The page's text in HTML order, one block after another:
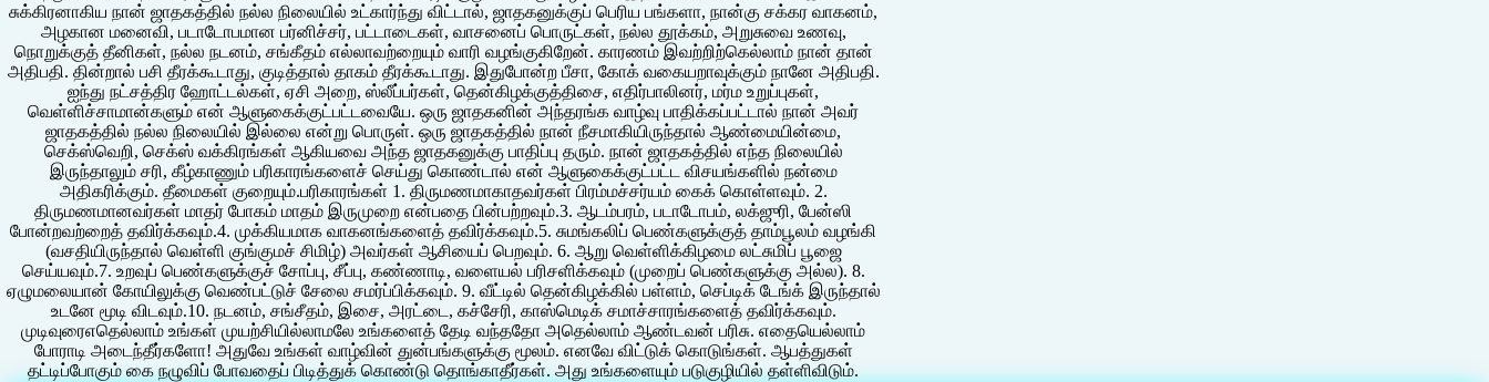
சுக்கிரனாகிய நான் ஜாதகத்தில் நல்ல நிலையில் உட்கார்ந்து விட்டால், ஜாதகனுக்குப் பெரிய பங்களா, நான்கு சக்கர வாகனம்,
அழகான மனைவி, படாடோபமான பர்னிச்சர், பட்டாடைகள், வாசனைப் பொருட்கள், நல்ல தூக்கம், அறுசுவை உணவு,
நொறுக்குத் தீனிகள், நல்ல நடனம், சங்கீதம் எல்லாவற்றையும் வாரி வழங்குகிறேன். காரணம் இவற்றிற்கெல்லாம் நான் தான்
அதிபதி. தின்றால் பசி தீரக்கூடாது, குடித்தால் தாகம் தீரக்கூடாது. இதுபோன்ற பீசா, கோக் வகையறாவுக்கும் நானே அதிபதி.
ஐந்து நட்சத்திர ஹோட்டல்கள், ஏசி அறை, ஸ்லீப்பர்கள், தென்கிழக்குத்திசை, எதிர்பாலினர், மர்ம உறுப்புகள்,
வெள்ளிச்சாமான்களும் என் ஆளுகைக்குட்பட்டவையே. ஒரு ஜாதகனின் அந்தரங்க வாழ்வு பாதிக்கப்பட்டால் நான் அவர்
ஜாதகத்தில் நல்ல நிலையில் இல்லை என்று பொருள். ஒரு ஜாதகத்தில் நான் நீசமாகியிருந்தால் ஆண்மையின்மை,
செக்ஸ்வெறி, செக்ஸ் வக்கிரங்கள் ஆகியவை அந்த ஜாதகனுக்கு பாதிப்பு தரும். நான் ஜாதகத்தில் எந்த நிலையில்
இருந்தாலும் சரி, கீழ்காணும் பரிகாரங்களைச் செய்து கொண்டால் என் ஆளுகைக்குட்பட்ட விசயங்களில் நன்மை
அதிகரிக்கும். தீமைகள் குறையும்.பரிகாரங்கள் 1. திருமணமாகாதவர்கள் பிரம்மச்சர்யம் கைக் கொள்ளவும். 2.
திருமணமானவர்கள் மாதர் போகம் மாதம் இருமுறை என்பதை பின்பற்றவும்.3. ஆடம்பரம், படாடோபம், லக்ஜுரி, பேன்ஸி
போன்றவற்றைத் தவிர்க்கவும்.4. முக்கியமாக வாகனங்களைத் தவிர்க்கவும்.5. சுமங்கலிப் பெண்களுக்குத் தாம்பூலம் வழங்கி
(வசதியிருந்தால் வெள்ளி குங்குமச் சிமிழ்) அவர்கள் ஆசியைப் பெறவும். 6. ஆறு வெள்ளிக்கிழமை லட்சுமிப் பூஜை
செய்யவும்.7. உறவுப் பெண்களுக்குச் சோப்பு, சீப்பு, கண்ணாடி, வளையல் பரிசளிக்கவும் (முறைப் பெண்களுக்கு அல்ல). 8.
ஏழுமலையான் கோயிலுக்கு வெண்பட்டுச் சேலை சமர்ப்பிக்கவும். 9. வீட்டில் தென்கிழக்கில் பள்ளம், செப்டிக் டேங்க் இருந்தால்
உடனே மூடி விடவும்.10. நடனம், சங்சீதம், இசை, அரட்டை, கச்சேரி, காஸ்மெடிக் சமாச்சாரங்களைத் தவிர்க்கவும்.
முடிவுரைஎதெல்லாம் உங்கள் முயற்சியில்லாமலே உங்களைத் தேடி வந்ததோ அதெல்லாம் ஆண்டவன் பரிசு. எதையெல்லாம்
போராடி அடைந்தீர்களோ! அதுவே உங்கள் வாழ்வின் துன்பங்களுக்கு மூலம். எனவே விட்டுக் கொடுங்கள். ஆபத்துகள்
தட்டிப்போகும் கை நழுவிப் போவதைப் பிடித்துக் கொண்டு தொங்காதீர்கள். அது உங்களையும் படுகுழியில் தள்ளிவிடும்.